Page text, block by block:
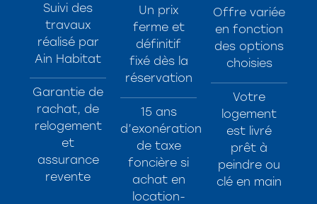
Suivi des
travaux
réalisé par
Ain Habitat
Garantie de
rachat, de
relogement
et
assurance
revente
Un prix
ferme et
définitif
fixé dès la
réservation
15 ans
d’exonération
de taxe
foncière si
achat en
location-
Offre variée
en fonction
des options
choisies
Votre
logement
est livré
prêt à
peindre ou
clé en main